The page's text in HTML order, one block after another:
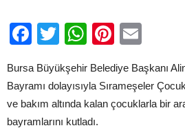
Facebook
TwitterWhatsApp
Bursa Büyükşehir Belediye Başkanı
Bayramı dolayısıyla Sırameşeler
ve bakım altında kalan çocuklarla bir
bayramlarını kutladı.